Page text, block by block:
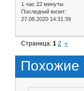
1 час 22 минуты
Последний визит:
27.08.2020 14:31:39
Страница:1 2 »
Похожие